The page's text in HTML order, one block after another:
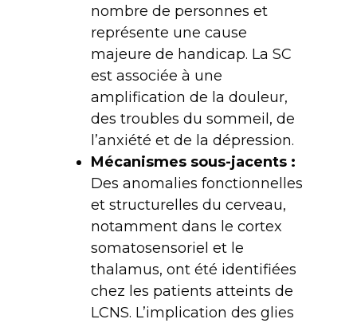
nombre de personnes et
représente une cause
majeure de handicap. La SC
est associée à une
amplification de la douleur,
des troubles du sommeil, de
l’anxiété et de la dépression.
Mécanismes sous-jacents :
Des anomalies fonctionnelles
et structurelles du cerveau,
notamment dans le cortex
somatosensoriel et le
thalamus, ont été identifiées
chez les patients atteints de
LCNS. L’implication des glies